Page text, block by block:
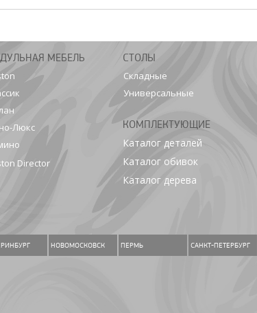
МЕБЕЛЬ
Люкс
Director
СТОЛЫ
Складные
Универсальные
КОМПЛЕКТУЮЩИЕ
Каталог деталей
Каталог обивок
Каталог дерева
НОВОМОСКОВСК ПЕРМЬ САНКТ-ПЕТЕРБУРГ